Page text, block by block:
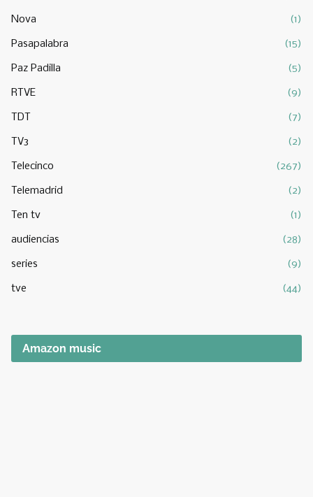
Nova (1)
Pasapalabra (15)
Paz Padilla (5)
RTVE (9)
TDT (7)
TV3 (2)
Telecinco (267)
Telemadrid (2)
Ten tv (1)
audiencias (28)
series (9)
tve (44)
Amazon music